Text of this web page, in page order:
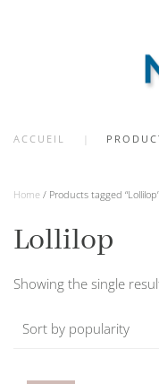
ACCUEIL
Home / Products tagged “Lollilop”
Lollilop
Showing the single